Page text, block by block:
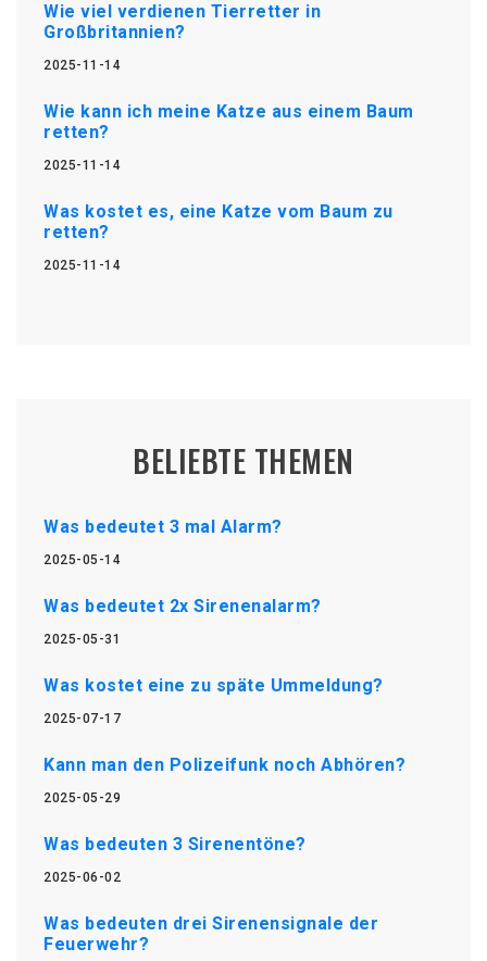
Wie viel verdienen Tierretter in
Großbritannien?
2025-11-14
Wie kann ich meine Katze aus einem Baum
retten?
2025-11-14
Was kostet es, eine Katze vom Baum zu
retten?
2025-11-14
BELIEBTE THEMEN
Was bedeutet 3 mal Alarm?
2025-05-14
Was bedeutet 2x Sirenenalarm?
2025-05-31
Was kostet eine zu späte Ummeldung?
2025-07-17
Kann man den Polizeifunk noch Abhören?
2025-05-29
Was bedeuten 3 Sirenentöne?
2025-06-02
Was bedeuten drei Sirenensignale der
Feuerwehr?